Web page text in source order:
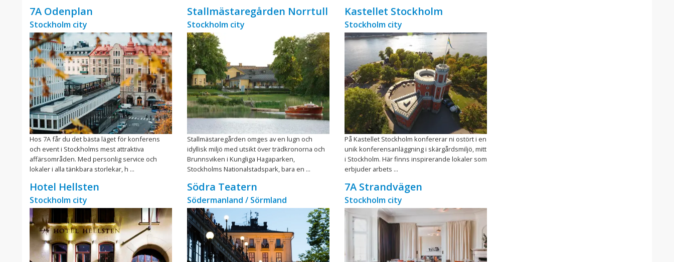
7A Odenplan
Stockholm city
Hos 7A får du det bästa läget för konferens
och event i Stockholms mest attraktiva
affärsområden. Med personlig service och
lokaler i alla tänkbara storlekar, h ...
Hotel Hellsten
Stockholm city
Stallmästaregården Norrtull
Stockholm city
Stallmästaregården omges av en lugn och
idyllisk miljö med utsikt över trädkronorna och
Brunnsviken i Kungliga Hagaparken,
Stockholms Nationalstadspark, bara en ...
Södra Teatern
Södermanland / Sörmland
Kastellet Stockholm
Stockholm city
På Kastellet Stockholm konfererar ni ostört i en
unik konferensanläggning i skärgårdsmiljö, mitt
i Stockholm. Här finns inspirerande lokaler som
erbjuder arbets ...
7A Strandvägen
Stockholm city